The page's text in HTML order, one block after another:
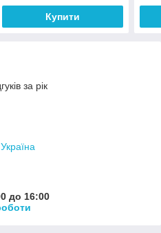
Купити
за рік
до 16:00